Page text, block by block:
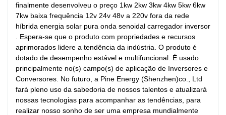
finalmente desenvolveu o preço 1kw 2kw 3kw 4kw 5kw 6kw
7kw baixa frequência 12v 24v 48v a 220v fora da rede
híbrida energia solar pura onda senoidal carregador inversor
. Espera-se que o produto com propriedades e recursos
aprimorados lidere a tendência da indústria. O produto é
dotado de desempenho estável e multifuncional. É usado
principalmente no(s) campo(s) de aplicação de Inversores e
Conversores. No futuro, a Pine Energy (Shenzhen)co., Ltd
fará pleno uso da sabedoria de nossos talentos e atualizará
nossas tecnologias para acompanhar as tendências, para
realizar nosso sonho de ser uma empresa mundialmente